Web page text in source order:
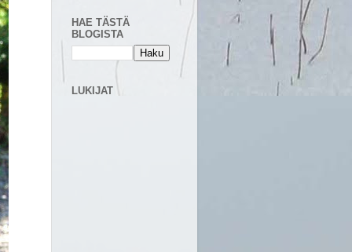
HAE TÄSTÄ
BLOGISTA
LUKIJAT